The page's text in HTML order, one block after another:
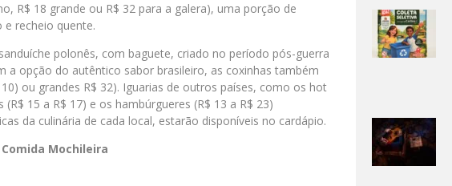
R$ 18 grande ou R$ 32 para a galera), uma porção de
recheio quente.
polonês, com baguete, criado no período pós-guerra
a opção do autêntico sabor brasileiro, as coxinhas também
ou grandes R$ 32). Iguarias de outros países, como os hot
15 a R$ 17) e os hambúrgueres (R$ 13 a R$ 23)
da culinária de cada local, estarão disponíveis no cardápio.
Mochileira